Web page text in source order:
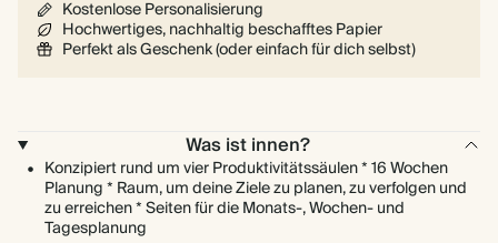
Kostenlose Personalisierung
Hochwertiges, nachhaltig beschafftes Papier
Perfekt als Geschenk (oder einfach für dich selbst)
Was ist innen?
Konzipiert rund um vier Produktivitätssäulen * 16 Wochen
Planung * Raum, um deine Ziele zu planen, zu verfolgen und
zu erreichen * Seiten für die Monats-, Wochen- und
Tagesplanung